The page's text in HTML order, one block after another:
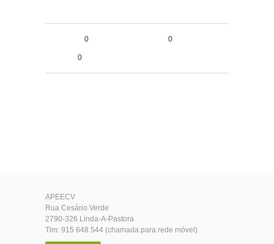
0 0
0
APEECV
Rua Cesário Verde
2790-326 Linda-A-Pastora
Tlm: 915 648 544 (chamada para rede móvel)